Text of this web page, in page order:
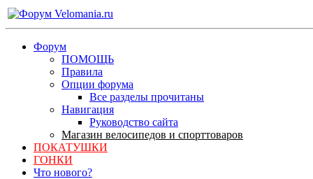
Форум
ПОМОЩЬ
Правила
Опции форума
Все разделы прочитаны
Навигация
Руководство сайта
Магазин велосипедов и спорттоваров
ПОКАТУШКИ
ГОНКИ
Что нового?